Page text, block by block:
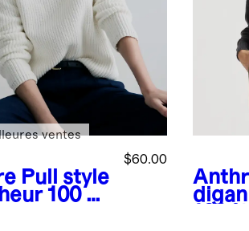
Pull style
100 %
$60.00
ventes